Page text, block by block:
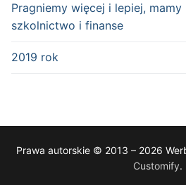
Pragniemy więcej i lepiej,
szkolnictwo i finanse
2019 rok
Prawa autorskie © 2013 – 2026
Customify.